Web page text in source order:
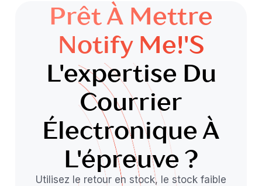
Prêt À Mettre
Notify Me!'s
L'expertise Du
Courrier
Électronique À
L'épreuve ?
Utilisez le retour en stock, le stock faible